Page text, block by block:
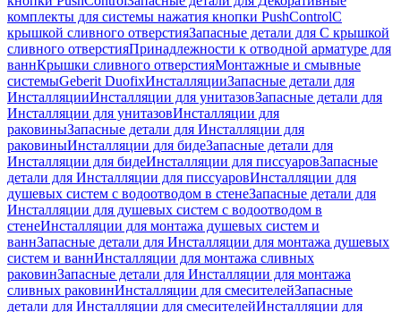
комплекты для системы нажатия кнопки PushControlС
крышкой сливного отверстияЗапасные детали для С крышкой
сливного отверстияПринадлежности к отводной арматуре для
ваннКрышки сливного отверстияМонтажные и смывные
системыGeberit DuofixИнсталляцииЗапасные детали для
ИнсталляцииИнсталляции для унитазовЗапасные детали для
Инсталляции для унитазовИнсталляции для
раковиныЗапасные детали для Инсталляции для
раковиныИнсталляции для бидеЗапасные детали для
Инсталляции для бидеИнсталляции для писсуаровЗапасные
детали для Инсталляции для писсуаровИнсталляции для
душевых систем с водоотводом в стенеЗапасные детали для
Инсталляции для душевых систем с водоотводом в
стенеИнсталляции для монтажа душевых систем и
ваннЗапасные детали для Инсталляции для монтажа душевых
систем и ваннИнсталляции для монтажа сливных
раковинЗапасные детали для Инсталляции для монтажа
сливных раковинИнсталляции для смесителейЗапасные
детали для Инсталляции для смесителейИнсталляции для